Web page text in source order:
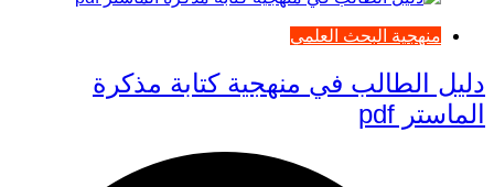
منهجية البحث العلمي
دليل الطالب في منهجية كتابة مذكرة
الماستر pdf